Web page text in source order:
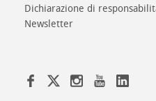
Dichiarazione di
Newsletter
& Note